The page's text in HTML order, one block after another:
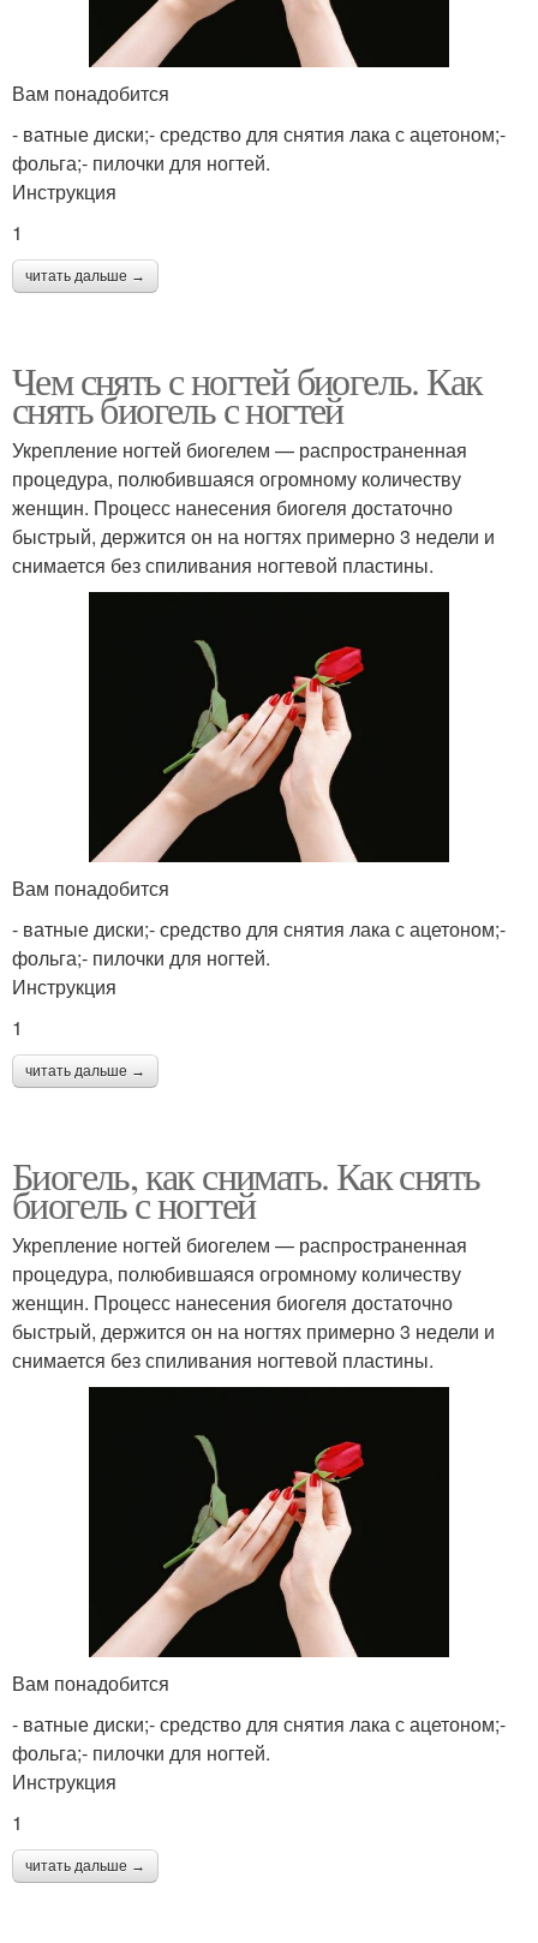
Вам понадобится
- ватные диски;- средство для снятия лака с ацетоном;-
фольга;- пилочки для ногтей.
Инструкция
1
читать дальше →
Чем снять с ногтей биогель. Как
снять биогель с ногтей
Укрепление ногтей биогелем — распространенная
процедура, полюбившаяся огромному количеству
женщин. Процесс нанесения биогеля достаточно
быстрый, держится он на ногтях примерно 3 недели и
снимается без спиливания ногтевой пластины.
Вам понадобится
- ватные диски;- средство для снятия лака с ацетоном;-
фольга;- пилочки для ногтей.
Инструкция
1
читать дальше →
Биогель, как снимать. Как снять
биогель с ногтей
Укрепление ногтей биогелем — распространенная
процедура, полюбившаяся огромному количеству
женщин. Процесс нанесения биогеля достаточно
быстрый, держится он на ногтях примерно 3 недели и
снимается без спиливания ногтевой пластины.
Вам понадобится
- ватные диски;- средство для снятия лака с ацетоном;-
фольга;- пилочки для ногтей.
Инструкция
1
читать дальше →